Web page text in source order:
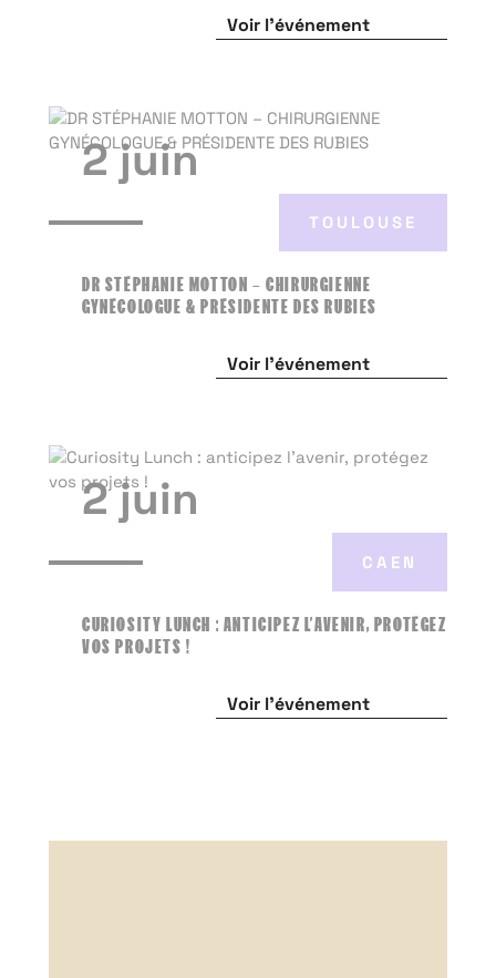
Voir l'événement
2 juin
TOULOUSE
DR STÉPHANIE MOTTON – CHIRURGIENNE
GYNÉCOLOGUE & PRÉSIDENTE DES RUBIES
Voir l'événement
2 juin
CAEN
CURIOSITY LUNCH : ANTICIPEZ L’AVENIR, PROTÉGEZ
VOS PROJETS !
Voir l'événement